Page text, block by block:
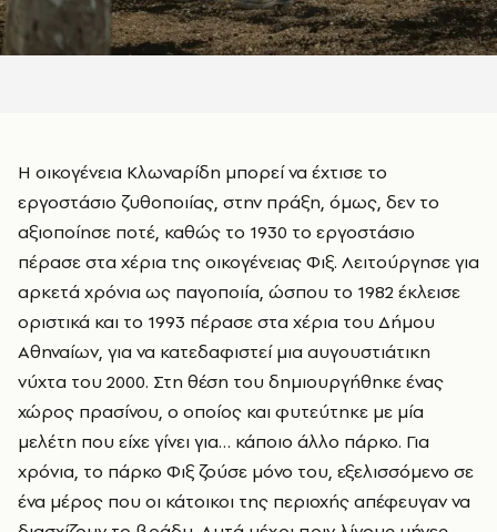
Η οικογένεια Κλωναρίδη μπορεί να έχτισε το
εργοστάσιο ζυθοποιίας, στην πράξη, όμως, δεν το
αξιοποίησε ποτέ, καθώς το 1930 το εργοστάσιο
πέρασε στα χέρια της οικογένειας Φιξ. Λειτούργησε για
αρκετά χρόνια ως παγοποιία, ώσπου το 1982 έκλεισε
οριστικά και το 1993 πέρασε στα χέρια του Δήμου
Αθηναίων, για να κατεδαφιστεί μια αυγουστιάτικη
νύχτα του 2000. Στη θέση του δημιουργήθηκε ένας
χώρος πρασίνου, ο οποίος και φυτεύτηκε με μία
μελέτη που είχε γίνει για… κάποιο άλλο πάρκο. Για
χρόνια, το πάρκο Φιξ ζούσε μόνο του, εξελισσόμενο σε
ένα μέρος που οι κάτοικοι της περιοχής απέφευγαν να